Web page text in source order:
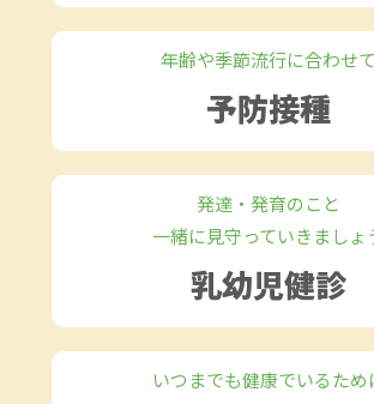
年齢や季節流行に合わせて
予防接種
発達・発育のこと
一緒に見守っていきましょ
乳幼児健診
いつまでも健康でいるため